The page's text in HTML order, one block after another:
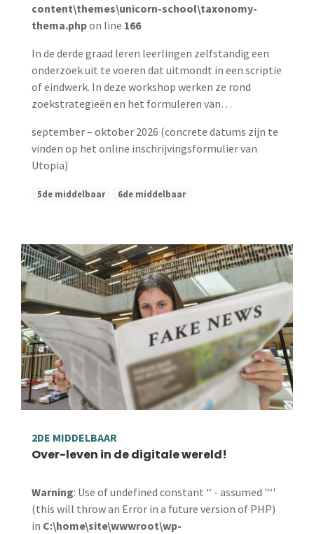
content\themes\unicorn-school\taxonomy-
thema.phpon line 166
In de derde graad leren leerlingen zelfstandig een
onderzoek uit te voeren dat uitmondt in een scriptie
of eindwerk. In deze workshop werken ze rond
zoekstrategieën en het formuleren van…
september – oktober 2026 (concrete datums zijn te
vinden op het online inschrijvingsformulier van
Utopia)
5de middelbaar 6de middelbaar
2DE MIDDELBAAR
Over-leven in de digitale wereld!
Warning: Use of undefined constant ‘‘ - assumed '‘‘'
(this will throw an Error in a future version of PHP)
in C:\home\site\wwwroot\wp-